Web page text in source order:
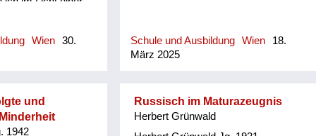
sodass die Hefte
waren. Wir
Wien
30.
Schule und Ausbildung Wien
18.
März 2025
und
1942
Russisch im Maturazeugnis
Herbert Grünwald